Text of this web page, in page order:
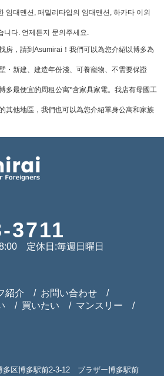
임대맨션, 패밀리타입의 임대맨션, 하카타 이외
니다. 언제든지 문의주세요.
房，請到Asumirai！我們可以為您介紹以博多為
・新建、建造年份淺、可養寵物、不需要保證
多最便宜的周租公寓*含家具家電。我店有母國工
其他地區，我們也可以為您介紹單身公寓和家族
3711
定休日:毎週日曜日
紹介
お問い合わせ
買いたい
マンスリー
区博多駅前2-3-12 ブラザー博多駅前